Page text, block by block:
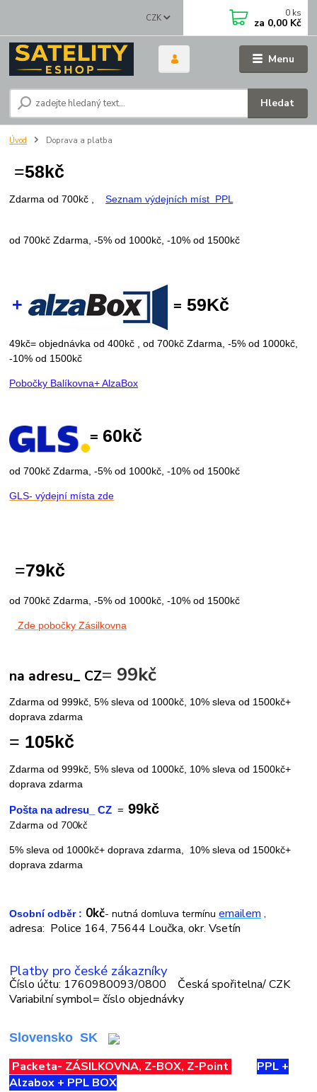
Menu
CZK
Hledat
0 ks
za 0,00 Kč
Úvod Doprava a platba
=58kč
Zdarma od 700kč , +Seznam výdejních míst PPL
od 700kč Zdarma, -5% od 1000kč, -10% od 1500kč
+ = 59Kč
49kč= objednávka od 400kč , od 700kč Zdarma, -5% od 1000kč,
-10% od 1500kč
Pobočky Balíkovna+ AlzaBox
= 60kč
od 700kč Zdarma, -5% od 1000kč, -10% od 1500kč
GLS- výdejní místa zde
=79kč
od 700kč Zdarma, -5% od 1000kč, -10% od 1500kč
Zde pobočky Zásilkovna
na adresu_ CZ= 99kč
Zdarma od 999kč, 5% sleva od 1000kč, 10% sleva od 1500kč+
doprava zdarma
= 105kč
Zdarma od 999kč, 5% sleva od 1000kč, 10% sleva od 1500kč+
doprava zdarma
Pošta na adresu_ CZ= 99kč
Zdarma od 700kč
5% sleva od 1000kč+ doprava zdarma, 10% sleva od 1500kč+
doprava zdarma
Osobní odběr : 0kč- nutná domluva termínuemailem ,
adresa: Police 164, 75644 Loučka, okr. Vsetín
Platby pro české zákazníky
Číslo účtu: 1760980093/0800 Česká spořitelna/ CZK
Variabilní symbol= číslo objednávky
Slovensko SK
Packeta- ZÁSILKOVNA, Z-BOX, Z-Point
PPL +
Alzabox + PPL BOX